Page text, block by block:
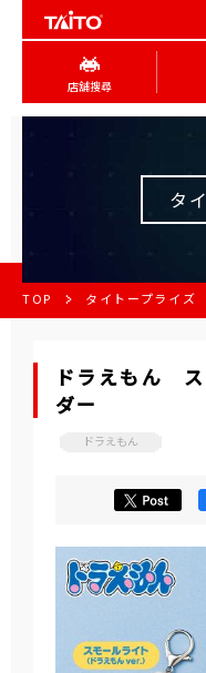
店舖搜尋
タ
TOP タイトープライズ
ドラえもん ス
ダー
ドラえもん